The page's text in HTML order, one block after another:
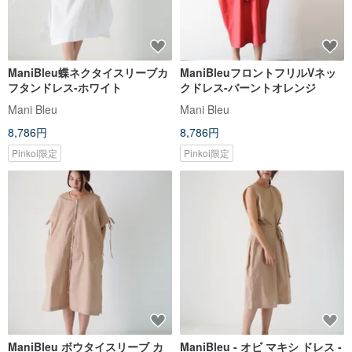
ManiBleu蝶ネクタイスリーブカ
フタンドレス-ホワイト
Mani Bleu
8,786円
Pinkoi限定
ManiBleuフロントフリルVネッ
クドレス-バーントオレンジ
Mani Bleu
8,786円
Pinkoi限定
ManiBleu ボウタイスリーブ カ ManiBleu - オビ マキシ ドレス -